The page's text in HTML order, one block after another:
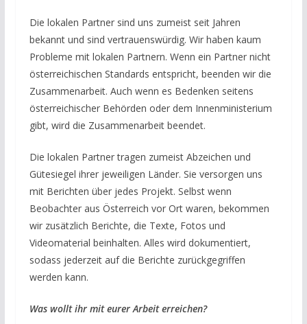
Die lokalen Partner sind uns zumeist seit Jahren
bekannt und sind vertrauenswürdig. Wir haben kaum
Probleme mit lokalen Partnern. Wenn ein Partner nicht
österreichischen Standards entspricht, beenden wir die
Zusammenarbeit. Auch wenn es Bedenken seitens
österreichischer Behörden oder dem Innenministerium
gibt, wird die Zusammenarbeit beendet.
Die lokalen Partner tragen zumeist Abzeichen und
Gütesiegel ihrer jeweiligen Länder. Sie versorgen uns
mit Berichten über jedes Projekt. Selbst wenn
Beobachter aus Österreich vor Ort waren, bekommen
wir zusätzlich Berichte, die Texte, Fotos und
Videomaterial beinhalten. Alles wird dokumentiert,
sodass jederzeit auf die Berichte zurückgegriffen
werden kann.
Was wollt ihr mit eurer Arbeit erreichen?